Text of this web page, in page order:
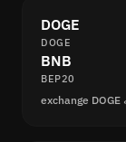
DOGE
DOGE
BNB
BEP20